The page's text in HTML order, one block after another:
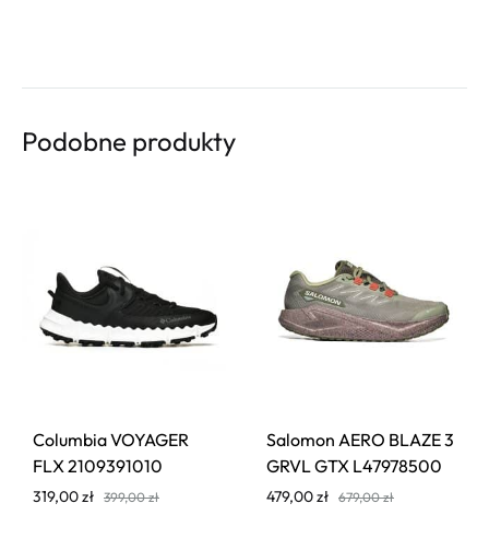
Podobne produkty
Columbia VOYAGER
FLX 2109391010
319,00zł 399,00zł
Salomon AERO BLAZE 3
GRVL GTX L47978500
479,00zł 679,00zł